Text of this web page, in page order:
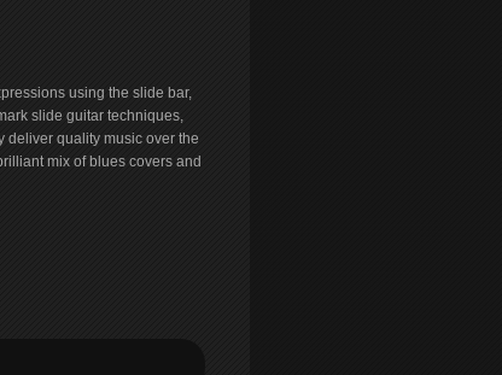
using the slide bar,
slide guitar techniques,
deliver quality music over the
mix of blues covers and